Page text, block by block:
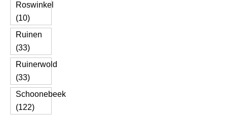
Roswinkel
(10)
Ruinen
(33)
Ruinerwold
(33)
Schoonebeek
(122)